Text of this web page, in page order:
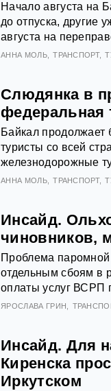
Начало августа на
до отпуска, другие
августа на
АННА МОЛЬ ТРАНСПОРТ
Слюдянка в
федеральная
Байкал продолжает
туристы со всей
железнодорожные
АННА МОЛЬ ТРАНСПОРТ
Инсайд.
чиновников,
Проблема паромной
отдельным сбоям в
оплаты услуг ВСРП
ЯРОСЛАВА ГРИН
Инсайд. Для
Киренска
Иркутском